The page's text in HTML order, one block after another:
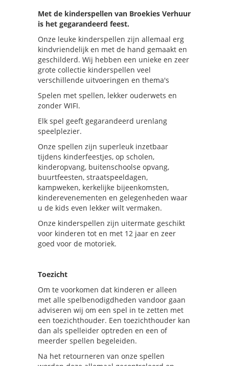
Met de kinderspellen van Broekies Verhuur
is het gegarandeerd feest.
Onze leuke kinderspellen zijn allemaal erg
kindvriendelijk en met de hand gemaakt en
geschilderd. Wij hebben een unieke en zeer
grote collectie kinderspellen veel
verschillende uitvoeringen en thema's
Spelen met spellen, lekker ouderwets en
zonder WIFI.
Elk spel geeft gegarandeerd urenlang
speelplezier.
Onze spellen zijn superleuk inzetbaar
tijdens kinderfeestjes, op scholen,
kinderopvang, buitenschoolse opvang,
buurtfeesten, straatspeeldagen,
kampweken, kerkelijke bijeenkomsten,
kinderevenementen en gelegenheden waar
u de kids even lekker wilt vermaken.
Onze kinderspellen zijn uitermate geschikt
voor kinderen tot en met 12 jaar en zeer
goed voor de motoriek.
Toezicht
Om te voorkomen dat kinderen er alleen
met alle spelbenodigdheden vandoor gaan
adviseren wij om een spel in te zetten met
een toezichthouder. Een toezichthouder kan
dan als spelleider optreden en een of
meerder spellen begeleiden.
Na het retourneren van onze spellen